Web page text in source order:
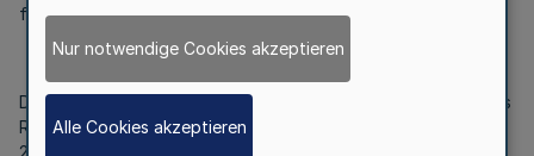
für jedermann niedergelegt.
Die Änderung des Regionalplans wird gemäß § 10 Absatz 1 des
Raumordnungsgesetzes vom 22. Dezember 2008 (BGBl. I S.
2986), das zuletzt durch Artikel 2 Absatz 15 des Gesetzes
Nur notwendige Cookies akzeptieren
Alle Cookies akzeptieren